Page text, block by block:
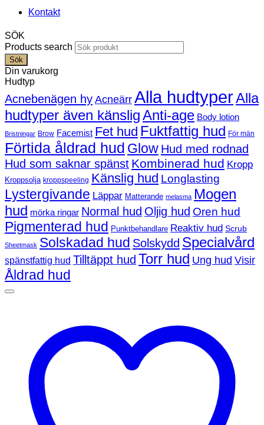
Kontakt
SÖK
Products search
Sök
Din varukorg
Hudtyp
Acnebenägen hy Acneärr Alla hudtyperAlla
hudtyper även känsligAnti-age Body lotion
Bristningar Brow Facemist Fet hud Fuktfattig hud För män
Förtida åldrad hud Glow Hud med rodnad
Hud som saknar spänst Kombinerad hud Kropp
Kroppsolja kroppspeeling Känslig hud Longlasting
Lystergivande Läppar Matterande melasma Mogen
hud mörka ringar Normal hud Oljig hud Oren hud
Pigmenterad hud Punktbehandlare Reaktiv hud Scrub
Sheetmask Solskadad hud Solskydd Specialvård
spänstfattig hud Tilltäppt hud Torr hud Ung hud Visir
Åldrad hud